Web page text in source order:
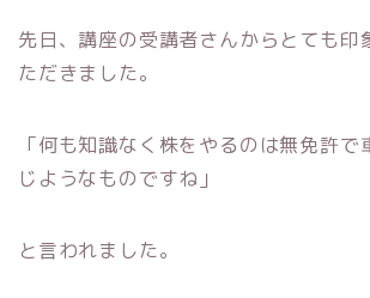
先日、講座の受講者さんからとても印
ただきました。
「何も知識なく株をやるのは無免許で
じようなものですね」
と言われました。